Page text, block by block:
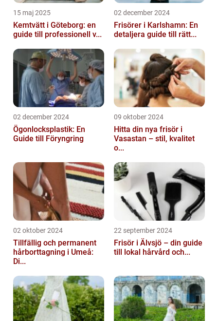
15 maj 2025
Kemtvätt i Göteborg: en
guide till professionell v...
02 december 2024
Frisörer i Karlshamn: En
detaljera guide till rätt...
02 december 2024
Ögonlocksplastik: En
Guide till Föryngring
09 oktober 2024
Hitta din nya frisör i
Vasastan – stil, kvalitet
o...
02 oktober 2024
Tillfällig och permanent
hårborttagning i Umeå:
Di...
22 september 2024
Frisör i Älvsjö – din guide
till lokal hårvård och...